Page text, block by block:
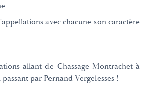
avec chacune son caractère
allant de Chassage Montrachet à
par Pernand Vergelesses !